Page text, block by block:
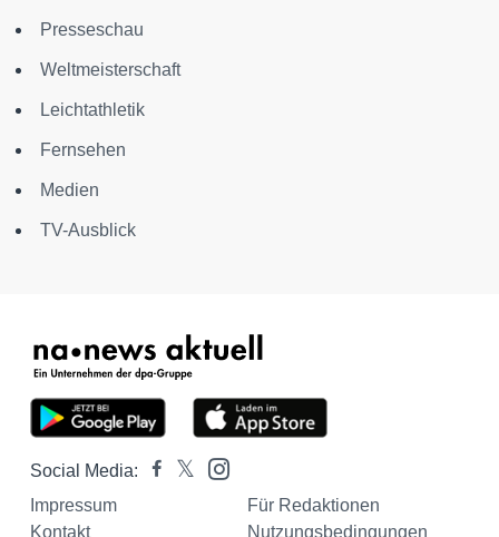
Presseschau
Weltmeisterschaft
Leichtathletik
Fernsehen
Medien
TV-Ausblick
Social Media:
Impressum
Für Redaktionen
Kontakt
Nutzungsbedingungen